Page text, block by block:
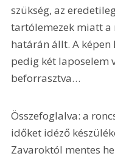
szükség, az
tartólemezek miatt a
határán állt. A
pedig két laposelem
beforrasztva…
Összefoglalva: a
időket idéző
Zavaroktól mentes